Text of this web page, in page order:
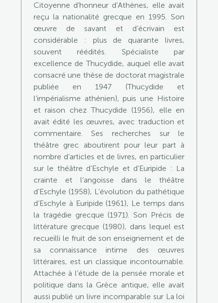
Citoyenne d’honneur d’Athènes, elle avait
reçu la nationalité grecque en 1995. Son
œuvre de savant et d’écrivain est
considérable : plus de quarante livres,
souvent réédités. Spécialiste par
excellence de Thucydide, auquel elle avait
consacré une thèse de doctorat magistrale
publiée en 1947 (Thucydide et
l’impérialisme athénien), puis une Histoire
et raison chez Thucydide (1956), elle en
avait édité les œuvres, avec traduction et
commentaire. Ses recherches sur le
théâtre grec aboutirent pour leur part à
nombre d’articles et de livres, en particulier
sur le théâtre d’Eschyle et d’Euripide : La
crainte et l’angoisse dans le théâtre
d’Eschyle (1958), L’évolution du pathétique
d’Eschyle à Euripide (1961), Le temps dans
la tragédie grecque (1971). Son Précis de
littérature grecque (1980), dans lequel est
recueilli le fruit de son enseignement et de
sa connaissance intime des œuvres
littéraires, est un classique incontournable.
Attachée à l’étude de la pensée morale et
politique dans la Grèce antique, elle avait
aussi publié un livre incomparable sur La loi